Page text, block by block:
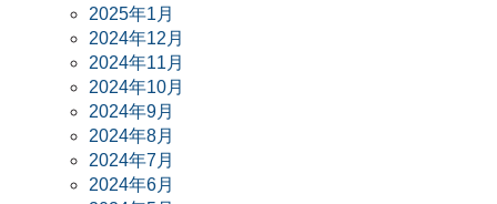
2025年1月
2024年12月
2024年11月
2024年10月
2024年9月
2024年8月
2024年7月
2024年6月